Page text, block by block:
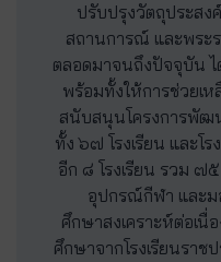
ปรับปรุงวัตถุประสง
สถานการณ์ และพระ
ตลอดมาจนถึงปัจจุบัน
พร้อมทั้งให้การช่วยเ
สนับสนุนโครงการพัฒน
ทั้ง ๖๗ โรงเรียน และโ
อีก ๘ โรงเรียน รวม ๗
อุปกรณ์กีฬา และม
ศึกษาสงเคราะห์ต่อเนื่
ศึกษาจากโรงเรียนราช